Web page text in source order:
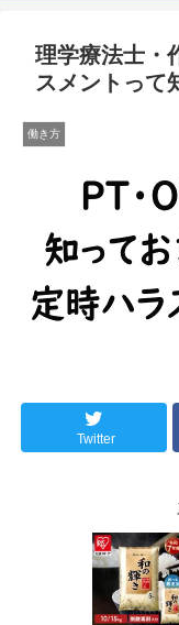
理学療法士・
スメントって
働き方
Twitter